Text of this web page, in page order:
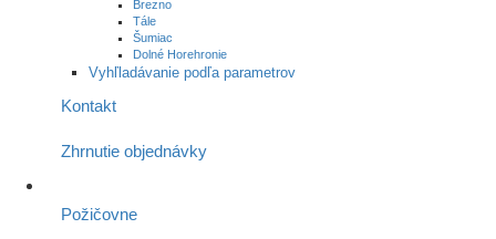
Brezno
Tále
Šumiac
Dolné Horehronie
Vyhľladávanie podľa parametrov
Kontakt
Zhrnutie objednávky
Požičovne